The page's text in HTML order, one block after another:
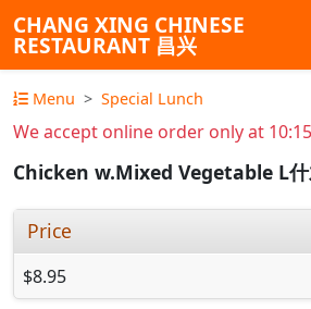
CHANG XING CHINESE
RESTAURANT 昌兴
Menu Special Lunch
We accept online order only at
Chicken w.Mixed Vegetable L
Price
$8.95